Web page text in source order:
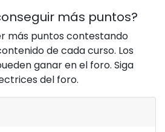
más puntos?
más puntos contestando
de cada curso. Los
ganar en el foro. Siga
del foro.